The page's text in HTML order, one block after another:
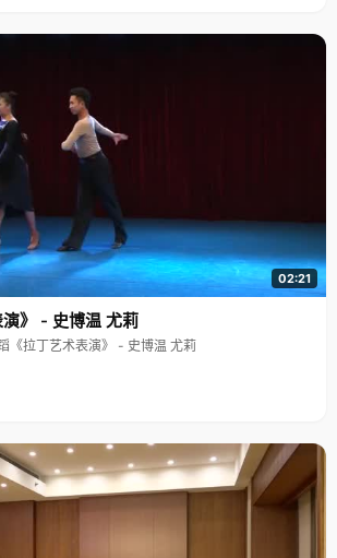
02:21
》 - 史博温 尤莉
《拉丁艺术表演》 - 史博温 尤莉